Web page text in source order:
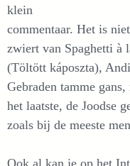
klein
commentaar. Het is
zwiert van Spaghetti à
(Töltött káposzta),
Gebraden tamme
het laatste, de Joodse
zoals bij de meeste